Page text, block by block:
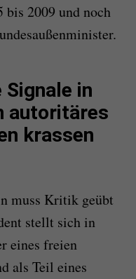
bis 2009 und noch
in
autoritäres
krassen
muss Kritik geübt
stellt sich in
eines freien
als Teil eines